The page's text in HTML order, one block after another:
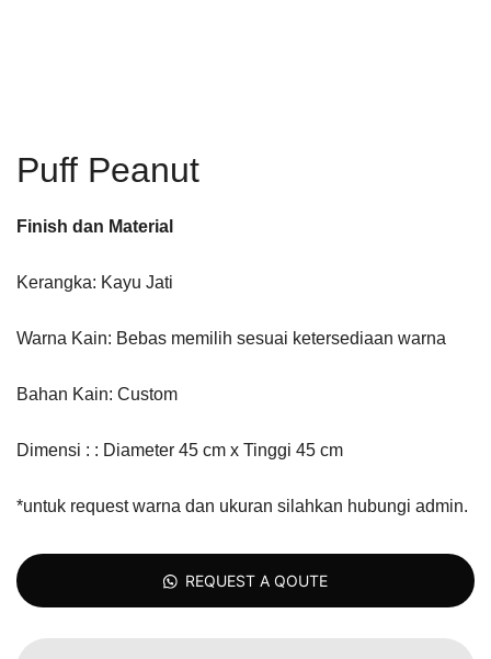
Puff Peanut
Finish dan Material
Kerangka: Kayu Jati
Warna Kain: Bebas memilih sesuai ketersediaan warna
Bahan Kain: Custom
Dimensi : : Diameter 45 cm x Tinggi 45 cm
*untuk request warna dan ukuran silahkan hubungi admin.
REQUEST A QOUTE